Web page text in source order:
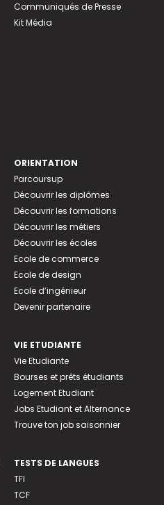
Communiqués de Presse
Kit Média
ORIENTATION
Parcoursup
Découvrir les diplômes
Découvrir les formations
Découvrir les métiers
Découvrir les écoles
Ecole de commerce
Ecole de design
Ecole d’ingénieur
Devenir partenaire
VIE ETUDIANTE
Vie Etudiante
Bourses et prêts étudiants
Logement Etudiant
Jobs Etudiant et Alternance
Trouve ton job saisonnier
TESTS DE LANGUES
TFI
TCF